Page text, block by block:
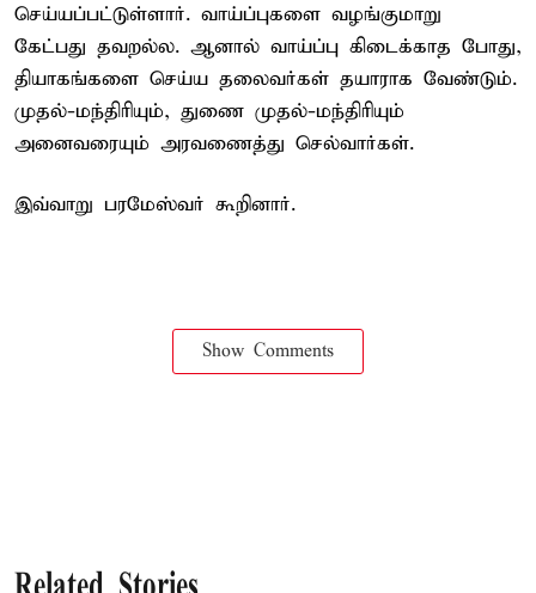
செய்யப்பட்டுள்ளார். வாய்ப்புகளை வழங்குமாறு
கேட்பது தவறல்ல. ஆனால் வாய்ப்பு கிடைக்காத போது,
தியாகங்களை செய்ய தலைவர்கள் தயாராக வேண்டும்.
முதல்-மந்திரியும், துணை முதல்-மந்திரியும்
அனைவரையும் அரவணைத்து செல்வார்கள்.
இவ்வாறு பரமேஸ்வர் கூறினார்.
Show Comments